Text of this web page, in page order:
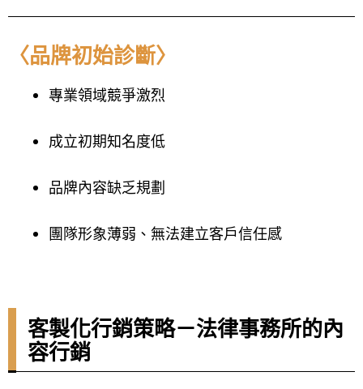
〈品牌初始診斷〉
專業領域競爭激烈
成立初期知名度低
品牌內容缺乏規劃
團隊形象薄弱、無法建立客戶信任感
客製化行銷策略－法律事務所的內
容行銷